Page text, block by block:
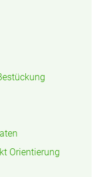
Orientierung